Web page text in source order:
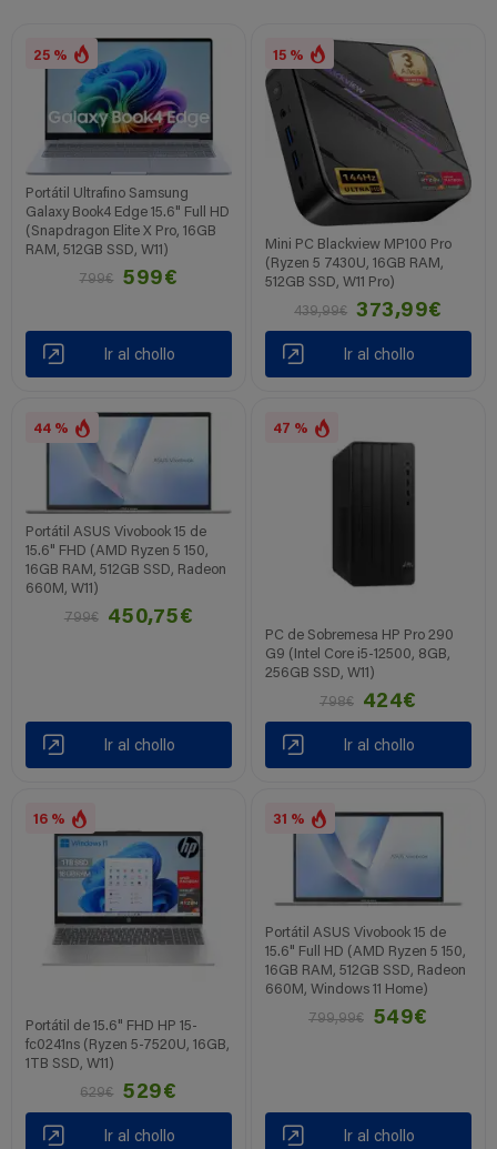
25 %
Portátil Ultrafino Samsung
Galaxy Book4 Edge 15.6" Full HD
(Snapdragon Elite X Pro, 16GB
RAM, 512GB SSD, W11)
799€
599€
Ir al chollo
15 %
Mini PC Blackview MP100 Pro
(Ryzen 5 7430U, 16GB RAM,
512GB SSD, W11 Pro)
439,99€
373,99€
Ir al chollo
44 %
Portátil ASUS Vivobook 15 de
15.6" FHD (AMD Ryzen 5 150,
16GB RAM, 512GB SSD, Radeon
660M, W11)
799€
450,75€
Ir al chollo
47 %
PC de Sobremesa HP Pro 290
G9 (Intel Core i5-12500, 8GB,
256GB SSD, W11)
798€
424€
Ir al chollo
16 %
Portátil de 15.6" FHD HP 15-
fc0241ns (Ryzen 5-7520U, 16GB,
1TB SSD, W11)
629€
529€
Ir al chollo
31 %
Portátil ASUS Vivobook 15 de
15.6" Full HD (AMD Ryzen 5 150,
16GB RAM, 512GB SSD, Radeon
660M, Windows 11 Home)
799,99€
549€
Ir al chollo